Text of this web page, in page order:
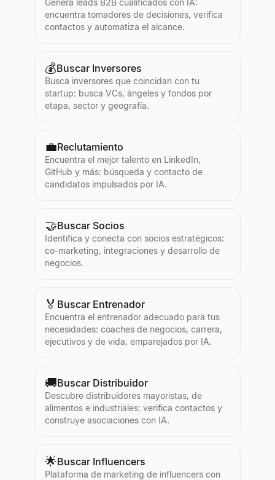
Genera leads B2B cualificados con IA:
encuentra tomadores de decisiones, verifica
contactos y automatiza el alcance.
💰Buscar Inversores
Busca inversores que coincidan con tu
startup: busca VCs, ángeles y fondos por
etapa, sector y geografía.
💼Reclutamiento
Encuentra el mejor talento en LinkedIn,
GitHub y más: búsqueda y contacto de
candidatos impulsados por IA.
🤝Buscar Socios
Identifica y conecta con socios estratégicos:
co-marketing, integraciones y desarrollo de
negocios.
🏅 Buscar Entrenador
Encuentra el entrenador adecuado para tus
necesidades: coaches de negocios, carrera,
ejecutivos y de vida, emparejados por IA.
🚚Buscar Distribuidor
Descubre distribuidores mayoristas, de
alimentos e industriales: verifica contactos y
construye asociaciones con IA.
🌟Buscar Influencers
Plataforma de marketing de influencers con